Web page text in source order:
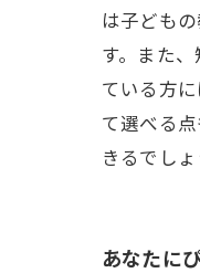
は子ども
す。また
ている方
て選べる
きるでし
あなたに